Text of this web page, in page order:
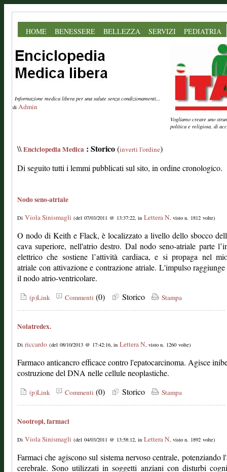
HOME BENESSERE BELLEZZA SERVIZI PEDIATRIA
Informazione medica libera per una salute senza condizionamenti...
di Admin
Vogliamo creare uno
politica e religiosa, di
\\Enciclopedia Medica : Storico(inverti l'ordine)
Di seguito tutti i lemmi pubblicati sul sito, in ordine cronologico.
Nodo seno-atriale
Di Viola Sinismagli (del 07/03/2011 @ 13:37:22, in Lettera N, visto n. 1812 volte)
O nodo di Keith e Flack, è localizzato a livello dello sbocco
cava superiore, nell'atrio destro. Dal nodo seno-atriale parte
elettrico che sostiene l’attività cardiaca, e si propaga nel
atriale con attivazione e contrazione atriale. L'impulso
il nodo atrio-ventricolare.
(p)Link Commenti (0) Storico Stampa
Nolatredex.
Di riccardo (del 08/10/2013 @ 17:42:16, in Lettera N, visto n. 1260 volte)
Farmaco anticancro efficace contro l'epatocarcinoma. Agisce
costruzione del DNA nelle cellule neoplastiche.
(p)Link Commenti (0) Storico Stampa
Nootropi, farmaci
Di Viola Sinismagli (del 04/03/2011 @ 13:58:12, in Lettera N, visto n. 1892 volte)
Farmaci che agiscono sul sistema nervoso centrale, potenziando
cerebrale. Sono utilizzati in soggetti anziani con disturbi